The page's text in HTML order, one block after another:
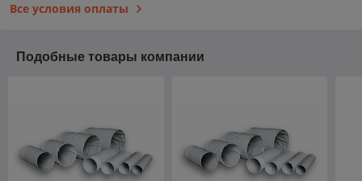
Все условия оплаты
Подобные товары компании